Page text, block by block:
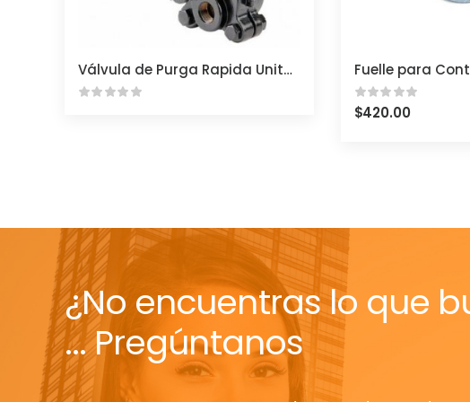
Válvula de Purga Rapida United Brass 425
$420.00
¿No encuentras lo que
... Pregúntanos